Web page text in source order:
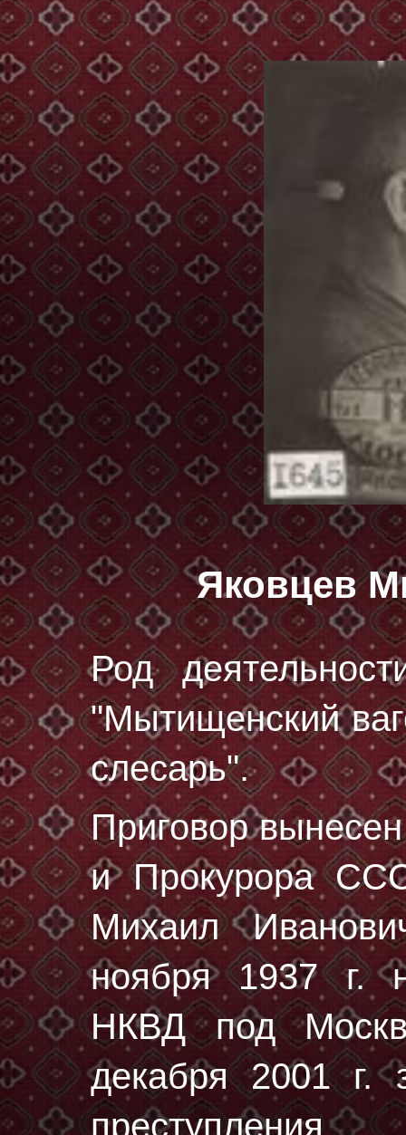
Яковцев
Род
"Мытищенский
слесарь".
Приговор
и Прокурора
Михаил
ноября 1937 г.
НКВД под
декaбря 2001 г.
преступления.